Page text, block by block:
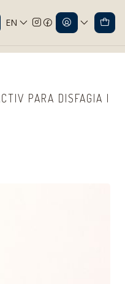
EN
PARA DISFAGIA |